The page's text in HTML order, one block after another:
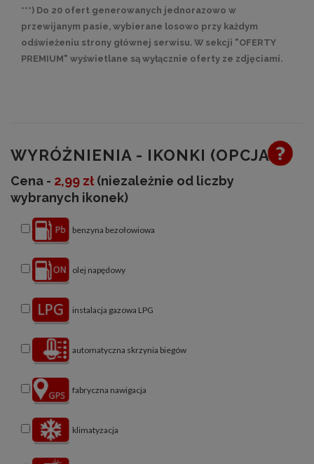
***) Do 20 ofert generowanych jednorazowo w
przewijanym pasie, wybierane losowo przy każdym
odświeżeniu strony głównej serwisu. W sekcji "OFERTY
PREMIUM" wyświetlane są wyłącznie oferty ze zdjęciami.
WYRÓŻNIENIA - IKONKI (OPCJA)
Cena - 2,99 zł (niezależnie od liczby
wybranych ikonek)
benzyna bezołowiowa
olej napędowy
instalacja gazowa LPG
automatyczna skrzynia biegów
fabryczna nawigacja
klimatyzacja